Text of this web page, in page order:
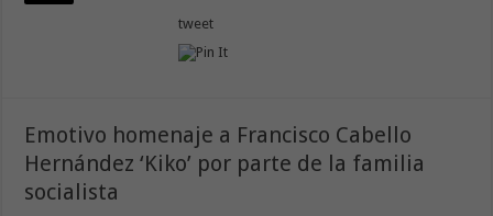
tweet
Emotivo homenaje a Francisco Cabello
Hernández ‘Kiko’ por parte de la familia
socialista